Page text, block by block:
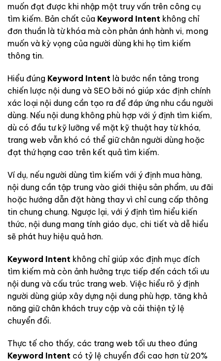
muốn đạt được khi nhập một truy vấn trên công cụ
tìm kiếm. Bản chất của Keyword Intent không chỉ
đơn thuần là từ khóa mà còn phản ánh hành vi, mong
muốn và kỳ vọng của người dùng khi họ tìm kiếm
thông tin.
Hiểu đúng Keyword Intent là bước nền tảng trong
chiến lược nội dung và SEO bởi nó giúp xác định chính
xác loại nội dung cần tạo ra để đáp ứng nhu cầu người
dùng. Nếu nội dung không phù hợp với ý định tìm kiếm,
dù có đầu tư kỹ lưỡng về mặt kỹ thuật hay từ khóa,
trang web vẫn khó có thể giữ chân người dùng hoặc
đạt thứ hạng cao trên kết quả tìm kiếm.
Ví dụ, nếu người dùng tìm kiếm với ý định mua hàng,
nội dung cần tập trung vào giới thiệu sản phẩm, ưu đãi
hoặc hướng dẫn đặt hàng thay vì chỉ cung cấp thông
tin chung chung. Ngược lại, với ý định tìm hiểu kiến
thức, nội dung mang tính giáo dục, chi tiết và dễ hiểu
sẽ phát huy hiệu quả hơn.
Keyword Intent không chỉ giúp xác định mục đích
tìm kiếm mà còn ảnh hưởng trực tiếp đến cách tối ưu
nội dung và cấu trúc trang web. Việc hiểu rõ ý định
người dùng giúp xây dựng nội dung phù hợp, tăng khả
năng giữ chân khách truy cập và cải thiện tỷ lệ
chuyển đổi.
Thực tế cho thấy, các trang web tối ưu theo đúng
Keyword Intent có tỷ lệ chuyển đổi cao hơn từ 20%